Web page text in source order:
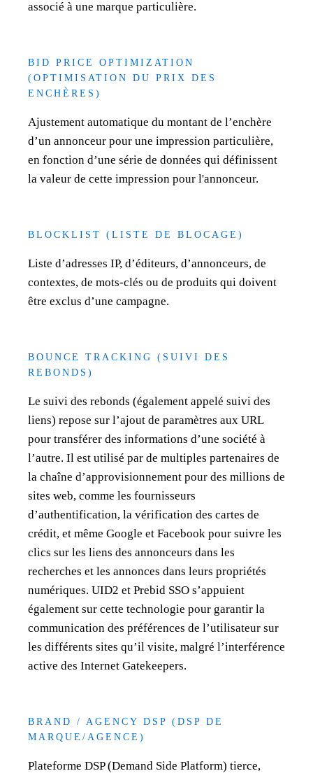
associé à une marque particulière.
BID PRICE OPTIMIZATION
(OPTIMISATION DU PRIX DES
ENCHÈRES)
Ajustement automatique du montant de l’enchère
d’un annonceur pour une impression particulière,
en fonction d’une série de données qui définissent
la valeur de cette impression pour l'annonceur.
BLOCKLIST (LISTE DE BLOCAGE)
Liste d’adresses IP, d’éditeurs, d’annonceurs, de
contextes, de mots-clés ou de produits qui doivent
être exclus d’une campagne.
BOUNCE TRACKING (SUIVI DES
REBONDS)
Le suivi des rebonds (également appelé suivi des
liens) repose sur l’ajout de paramètres aux URL
pour transférer des informations d’une société à
l’autre. Il est utilisé par de multiples partenaires de
la chaîne d’approvisionnement pour des millions de
sites web, comme les fournisseurs
d’authentification, la vérification des cartes de
crédit, et même Google et Facebook pour suivre les
clics sur les liens des annonceurs dans les
recherches et les annonces dans leurs propriétés
numériques. UID2 et Prebid SSO s’appuient
également sur cette technologie pour garantir la
communication des préférences de l’utilisateur sur
les différents sites qu’il visite, malgré l’interférence
active des Internet Gatekeepers.
BRAND / AGENCY DSP (DSP DE
MARQUE/AGENCE)
Plateforme DSP (Demand Side Platform) tierce,